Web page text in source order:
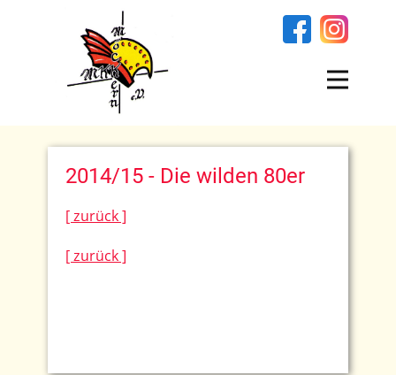
2014/15 - Die wilden 80er
[ zurück ]
[ zurück ]